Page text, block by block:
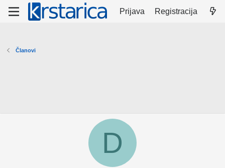
Prijava Registracija
Članovi
D